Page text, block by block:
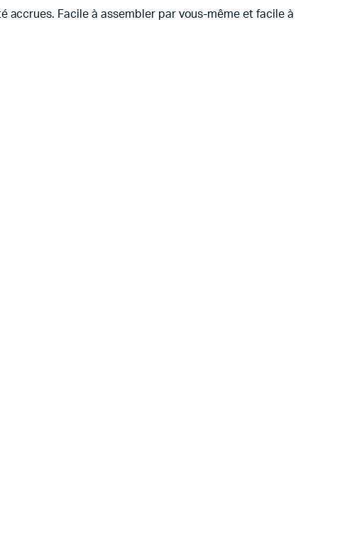
accrues. Facile à assembler par vous-même et facile à